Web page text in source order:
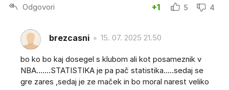
Odgovori +1 5 4
brezcasni 15. 07. 2025 21.50
bo ko bo kaj dosegel s klubom ali kot posameznik v
NBA.......STATISTIKA je pa pač statistika.....sedaj se
gre zares ,sedaj je ze maček in bo moral narest veliko